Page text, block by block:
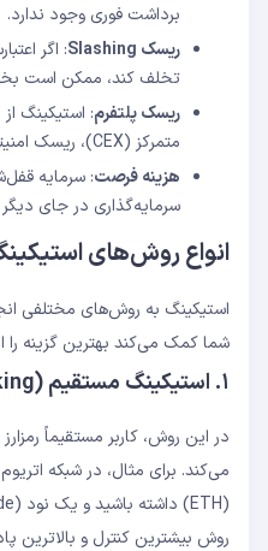
برداشت فوری وجود ندارد.
ریسک Slashing
تخلف کند، ممکن است
ریسک پلتفرم: استیکینگ
متمرکز (CEX)، ریسک امنیتی پلتفرم را نیز به همراه دارد.
هزینه فرصت: سرمایه
سرمایه‌گذاری در جای دیگر
انواع روش‌های
استیکینگ به روش‌های مختلفی
شما کمک می‌کند بهترین گزینه را
۱. استیکینگ مستقیم (Native Staking)
در این روش، کاربر مستقیماً
روش بیشترین کنترل و بالاترین